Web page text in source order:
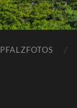
PFALZFOTOS